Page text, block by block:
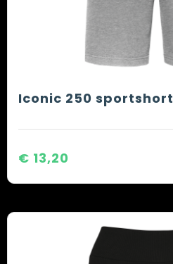
Iconic 250 sportshort
€ 13,20